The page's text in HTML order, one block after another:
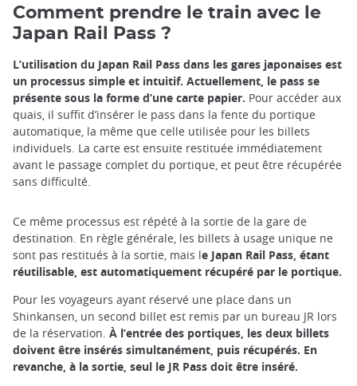
Comment prendre le train avec le
Japan Rail Pass ?
L’utilisation du Japan Rail Pass dans les gares japonaises est
un processus simple et intuitif. Actuellement, le pass se
présente sous la forme d’une carte papier. Pour accéder aux
quais, il suffit d’insérer le pass dans la fente du portique
automatique, la même que celle utilisée pour les billets
individuels. La carte est ensuite restituée immédiatement
avant le passage complet du portique, et peut être récupérée
sans difficulté.
Ce même processus est répété à la sortie de la gare de
destination. En règle générale, les billets à usage unique ne
sont pas restitués à la sortie, mais le Japan Rail Pass, étant
réutilisable, est automatiquement récupéré par le portique.
Pour les voyageurs ayant réservé une place dans un
Shinkansen, un second billet est remis par un bureau JR lors
de la réservation. À l’entrée des portiques, les deux billets
doivent être insérés simultanément, puis récupérés. En
revanche, à la sortie, seul le JR Pass doit être inséré.